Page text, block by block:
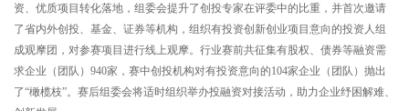
资、优质项目转化落地，组委会提升了创投专家在评委中的比重，并首次邀请
了省内外创投、基金、证券等机构，组织有投资创新创业项目意向的投资人组
成观摩团，对参赛项目进行线上观摩。行业赛前共征集有股权、债券等融资需
求企业（团队）940家，赛中创投机构对有投资意向的104家企业（团队）抛出
了“橄榄枝”。赛后组委会将适时组织举办投融资对接活动，助力企业纾困解难、